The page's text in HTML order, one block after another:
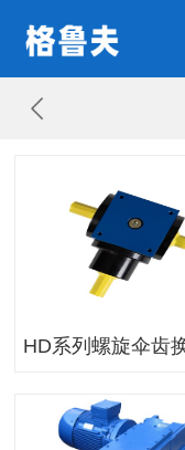
HD系列螺旋伞齿